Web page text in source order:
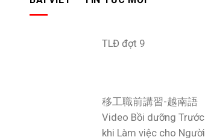
TLĐ đợt 9
移工職前講習-越南語
Video Bồi dưỡng Trước
khi Làm việc cho Người